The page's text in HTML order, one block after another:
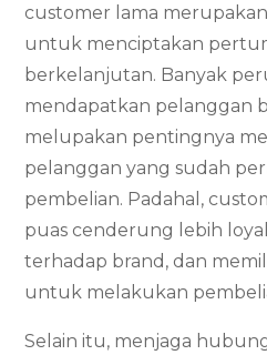
customer lama
untuk menciptakan
berkelanjutan. Banyak
mendapatkan pelanggan
melupakan pentingnya
pelanggan yang sudah
pembelian. Padahal,
puas cenderung lebih
terhadap brand, dan
untuk melakukan
Selain itu, menjaga